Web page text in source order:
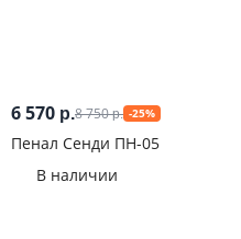
6 570 р.8 750р. -25%
Пенал Сенди ПН-05
В наличии